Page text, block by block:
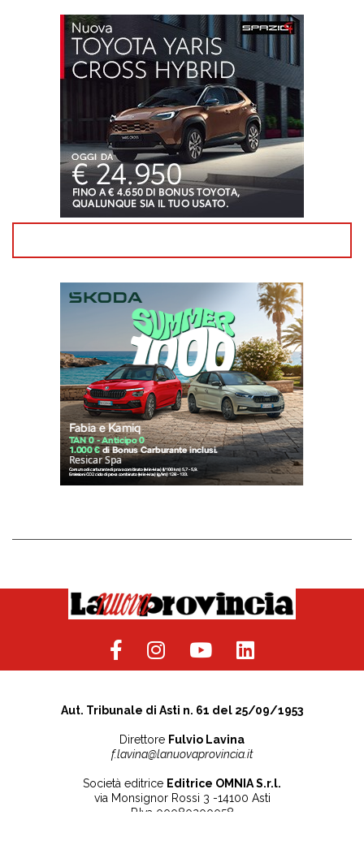
Aut. Tribunale di Asti n. 61 del 25/09/1953
Direttore Fulvio Lavina
f.lavina@lanuovaprovincia.it
Società editrice Editrice OMNIA S.r.l.
via Monsignor Rossi 3 -14100 Asti
P.Iva 00080200058